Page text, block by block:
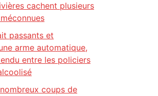
cachent plusieurs
passants et
arme automatique,
entre les policiers
coups de